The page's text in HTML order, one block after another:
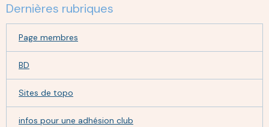
Dernières rubriques
Page membres
BD
Sites de topo
infos pour une adhésion club